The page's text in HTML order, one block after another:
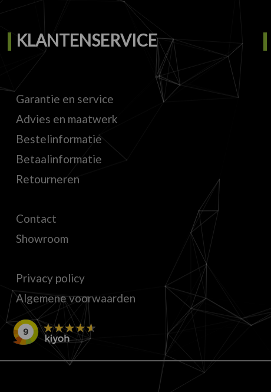
KLANTENSERVICE
Garantie en service
Advies en maatwerk
Bestelinformatie
Betaalinformatie
Retourneren
Contact
Showroom
Privacy policy
Algemene voorwaarden